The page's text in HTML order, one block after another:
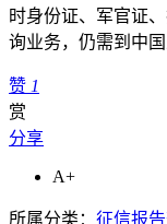
时身份证、军官证
询业务，仍需到中
赞 1
赏
分享
A+
所属分类： 征信报